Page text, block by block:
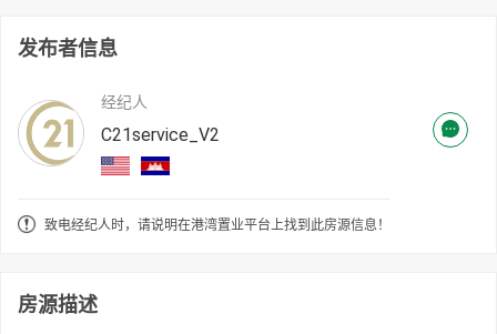
发布者信息
经纪人
C21service_V2
致电经纪人时，请说明在港湾置业平台上找到此房源信息！
房源描述